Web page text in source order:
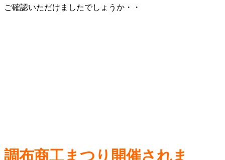
ご確認いただけましたでしょうか・・
調布商工まつり開催されま